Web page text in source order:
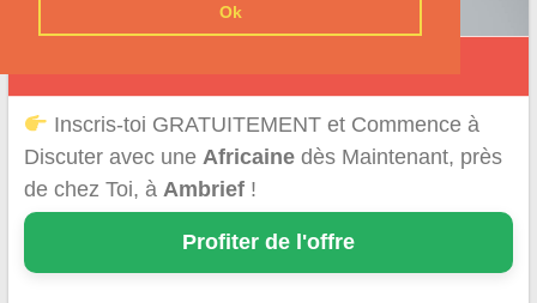
Ok
Inscris-toi GRATUITEMENT et Commence à
Discuter avec une Africainedès Maintenant, près
de chez Toi, à Ambrief!
Profiter de l'offre